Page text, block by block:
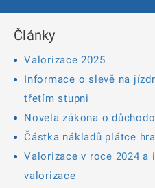
Články
Valorizace 2025
Informace o slevě na
třetím stupni
Novela zákona o
Částka nákladů plátce
Valorizace v roce 2024 a
valorizace